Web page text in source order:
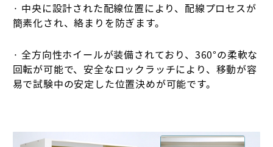
· 中央に設計された配線位置により、配線プロセスが
簡素化され、絡まりを防ぎます。
· 全方向性ホイールが装備されており、360°の柔軟な
回転が可能で、安全なロックラッチにより、移動が容
易で試験中の安定した位置決めが可能です。